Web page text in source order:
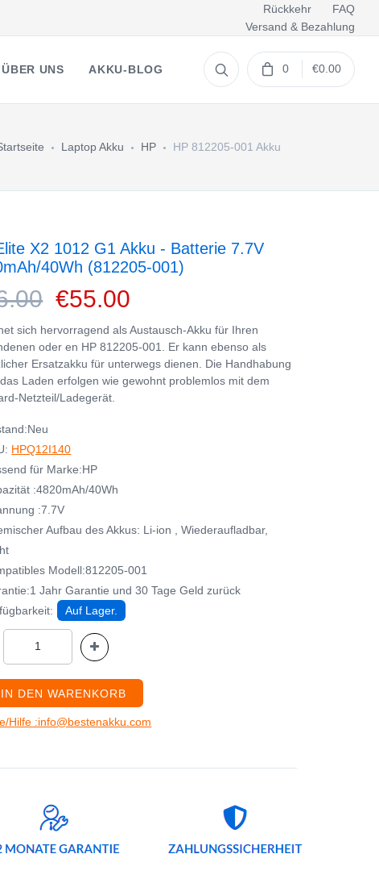
Rückkehr
FAQ
Versand & Bezahlung
ÜBER UNS AKKU-BLOG 0 €0.00
Laptop Akku HP HP 812205-001 Akku
X2 1012 G1 Akku - Batterie 7.7V
40Wh (812205-001)
€55.00
sich hervorragend als Austausch-Akku für Ihren
oder en HP 812205-001. Er kann ebenso als
Ersatzakku für unterwegs dienen. Die Handhabung
Laden erfolgen wie gewohnt problemlos mit dem
Netzteil/Ladegerät.
HPQ12I140
für Marke:HP
:4820mAh/40Wh
:7.7V
Aufbau des Akkus: Li-ion , Wiederaufladbar,
Modell:812205-001
Jahr Garantie und 30 Tage Geld zurück
Auf Lager.
IN DEN WARENKORB
Hilfe :info@bestenakku.com